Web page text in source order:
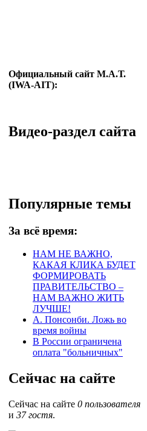
Официальный сайт М.А.Т.
(IWA-AIT):
Видео-раздел сайта
Популярные темы
За всё время:
НАМ НЕ ВАЖНО,
КАКАЯ КЛИКА БУДЕТ
ФОРМИРОВАТЬ
ПРАВИТЕЛЬСТВО –
НАМ ВАЖНО ЖИТЬ
ЛУЧШЕ!
А. Понсонби. Ложь во
время войны
В России ограничена
оплата "больничных"
Сейчас на сайте
Сейчас на сайте 0 пользователя
и 37 гостя.